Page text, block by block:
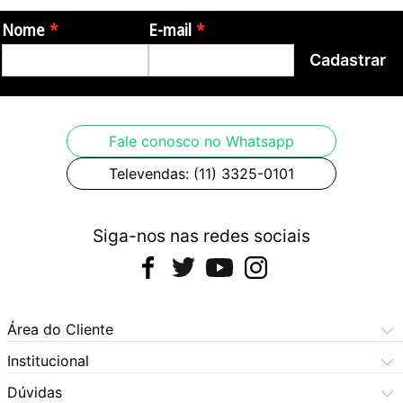
- 3 meses de garantia pelo fabricante
O produto acompanha nota fiscal.
Nome E-mail
Cadastrar
Fale conosco no Whatsapp
Televendas: (11) 3325-0101
Siga-nos nas redes sociais
Área do Cliente
Meus Pedidos
Meus Dados
Institucional
Central de Atendimento
Dúvidas